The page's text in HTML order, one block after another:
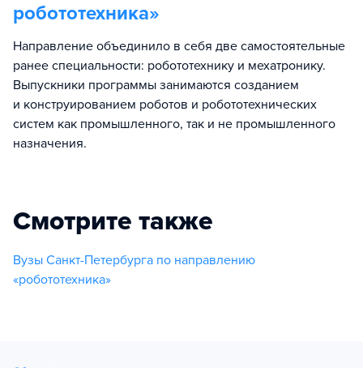
робототехника»
Направление объединило в себя две самостоятельные
ранее специальности: робототехнику и мехатронику.
Выпускники программы занимаются созданием
и конструированием роботов и робототехнических
систем как промышленного, так и не промышленного
назначения.
Смотрите также
Вузы Санкт-Петербурга по направлению
«робототехника»